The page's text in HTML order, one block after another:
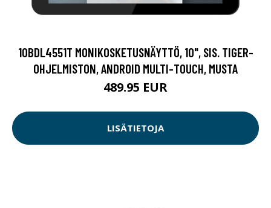
10BDL4551T MONIKOSKETUSNÄYTTÖ, 10", SIS. TIGER-
OHJELMISTON, ANDROID MULTI-TOUCH, MUSTA
489.95 EUR
LISÄTIETOJA